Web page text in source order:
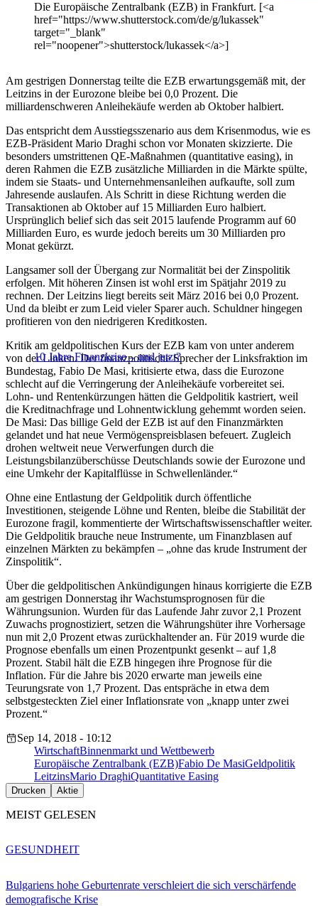
Die Europäische Zentralbank (EZB) in Frankfurt. [<a
href="https://www.shutterstock.com/de/g/lukassek"
target="_blank"
rel="noopener">shutterstock/lukassek</a>]
Am gestrigen Donnerstag teilte die EZB erwartungsgemäß mit, der
Leitzins in der Eurozone bleibe bei 0,0 Prozent. Die
milliardenschweren Anleihekäufe werden ab Oktober halbiert.
Das entspricht dem Ausstiegsszenario aus dem Krisenmodus, wie es
EZB-Präsident Mario Draghi schon vor Monaten skizzierte. Die
besonders umstrittenen QE-Maßnahmen (quantitative easing), in
deren Rahmen die EZB zusätzliche Milliarden in die Märkte spülte,
indem sie Staats- und Unternehmensanleihen aufkaufte, soll zum
Jahresende auslaufen. Als Schritt in diese Richtung werden die
Transaktionen ab Oktober auf 15 Milliarden Euro halbiert.
Ursprünglich belief sich das seit 2015 laufende Programm auf 60
Milliarden Euro, es wurde jedoch bereits um 30 Milliarden pro
Monat gekürzt.
Langsamer soll der Übergang zur Normalität bei der Zinspolitik
erfolgen. Mit höheren Zinsen ist wohl erst im Spätjahr 2019 zu
rechnen. Der Leitzins liegt bereits seit März 2016 bei 0,0 Prozent.
Und da bleibt er zum Leid vieler Sparer auch. Schuldner hingegen
profitieren von den niedrigeren Kreditkosten.
10 Jahre Finanzkrise – und jetzt?
Kritik am geldpolitischen Kurs der EZB kam von unter anderem
von der Linken. Der finanzpolitische Sprecher der Linksfraktion im
Bundestag, Fabio De Masi, kritisierte etwa, dass die Eurozone
schlecht auf die Verringerung der Anleihekäufe vorbereitet sei.
Lohn- und Rentenkürzungen hätten die Geldpolitik kastriert, weil
die Kreditnachfrage und Lohnentwicklung gehemmt worden seien.
De Masi: Das billige Geld der EZB ist auf den Finanzmärkten
gelandet und hat neue Vermögenspreisblasen befeuert. Zugleich
drohen weltweit neue Verwerfungen durch die
Leistungsbilanzüberschüsse Deutschlands sowie der Eurozone und
eine Umkehr der Kapitalflüsse in Schwellenländer.“
Ohne eine Entlastung der Geldpolitik durch öffentliche
Investitionen, steigende Löhne und Renten, bleibe die Stabilität der
Eurozone fragil, kommentierte der Wirtschaftswissenschaftler weiter.
Die Geldpolitik brauche neue Instrumente, um Finanzblasen auf
einzelnen Märkten zu bekämpfen – „ohne das krude Instrument der
Zinspolitik“.
Über die geldpolitischen Ankündigungen hinaus korrigierte die EZB
am gestrigen Donnerstag ihr Wachstumsprognosen für die
Währungsunion. Wurden für das Laufende Jahr zuvor 2,1 Prozent
Zuwachs prognostiziert, setzen die Währungshüter ihre Vorhersage
nun mit 2,0 Prozent etwas zurückhaltender an. Für 2019 wurde die
Prognose ebenfalls um einen Prozentpunkt gesenkt – auf 1,8
Prozent. Stabil hält die EZB hingegen ihre Prognose für die
Inflation. Für die Jahre bis 2020 erwarte man jeweils eine
Teurungsrate von 1,7 Prozent. Das entspräche in etwa dem
selbstgesteckten Ziel einer Inflationsrate von „knapp unter zwei
Prozent.“
Sep 14, 2018 - 10:12
WirtschaftBinnenmarkt und Wettbewerb
Europäische Zentralbank (EZB)Fabio De MasiGeldpolitik
LeitzinsMario DraghiQuantitative Easing
Drucken Aktie
MEIST GELESEN
Bulgariens hohe Geburtenrate verschleiert die sich verschärfende
demografische Krise
GESUNDHEIT